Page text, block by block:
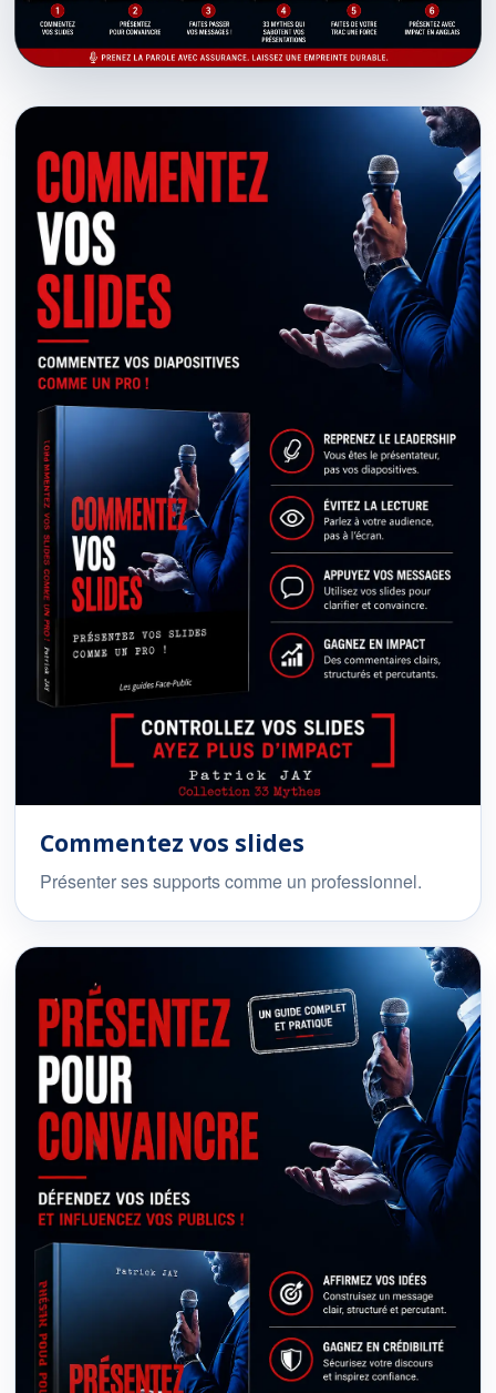
Commentez vos slides
Présenter ses supports comme un professionnel.